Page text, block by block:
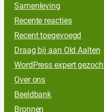
Samenleving
Recente reacties
Recent toegevoegd
Draag bij aan Old Aalten
WordPress expert
Over ons
Beeldbank
Bronnen